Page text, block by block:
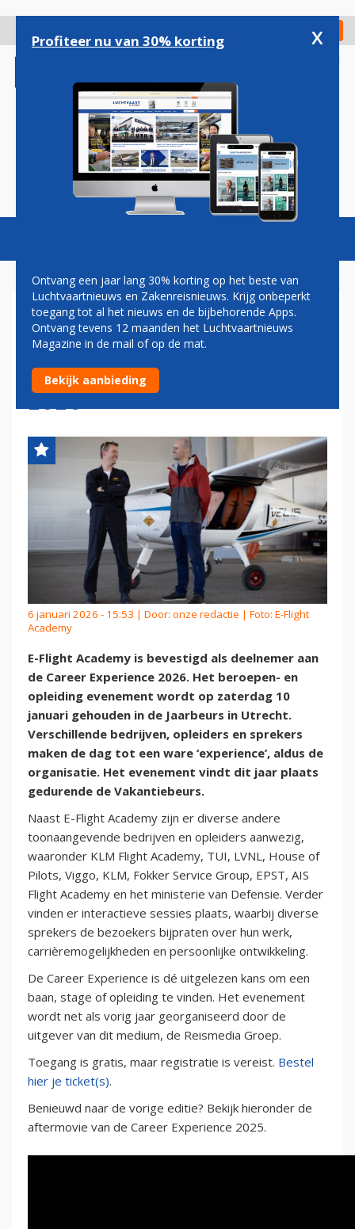
gaan
Check in
Magazine Podcasts Vacatures
E-FLIGHT ACADEMY
BEVESTIGD ALS DEELNEMER
VAN DE CAREER EXPERIENCE
2026
6 januari 2026 - 15:53 | Door: onze redactie | Foto: E-Flight
Academy
E-Flight Academy is bevestigd als deelnemer aan
de Career Experience 2026. Het beroepen- en
opleiding evenement wordt op zaterdag 10
januari gehouden in de Jaarbeurs in Utrecht.
Verschillende bedrijven, opleiders en sprekers
maken de dag tot een ware ‘experience’, aldus de
organisatie. Het evenement vindt dit jaar plaats
gedurende de Vakantiebeurs.
Naast E-Flight Academy zijn er diverse andere
toonaangevende bedrijven en opleiders aanwezig,
waaronder KLM Flight Academy, TUI, LVNL, House of
Pilots, Viggo, KLM, Fokker Service Group, EPST, AIS
Flight Academy en het ministerie van Defensie. Verder
vinden er interactieve sessies plaats, waarbij diverse
sprekers de bezoekers bijpraten over hun werk,
carrièremogelijkheden en persoonlijke ontwikkeling.
De Career Experience is dé uitgelezen kans om een
baan, stage of opleiding te vinden. Het evenement
wordt net als vorig jaar georganiseerd door de
uitgever van dit medium, de Reismedia Groep.
Toegang is gratis, maar registratie is vereist. Bestel
hier je ticket(s).
Benieuwd naar de vorige editie? Bekijk hieronder de
aftermovie van de Career Experience 2025.
Profiteer nu van 30% korting x
Ontvang een jaar lang 30% korting op het beste van
Luchtvaartnieuws en Zakenreisnieuws. Krijg onbeperkt
toegang tot al het nieuws en de bijbehorende Apps.
Ontvang tevens 12 maanden het Luchtvaartnieuws
Magazine in de mail of op de mat.
Bekijk aanbieding